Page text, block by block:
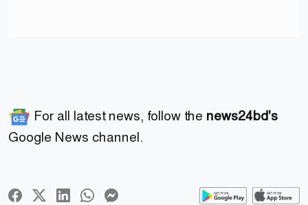
For all latest news, follow the news24bd's
Google News channel.